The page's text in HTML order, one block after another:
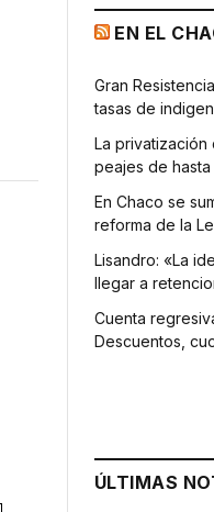
EN EL
Gran
tasas de
La privatización
peajes de
En Chaco se
reforma de la
Lisandro: «La
llegar a
Cuenta
Descuentos,
ÚLTIMAS